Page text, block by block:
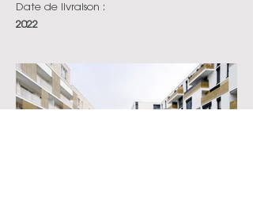
Date de livraison :
2022